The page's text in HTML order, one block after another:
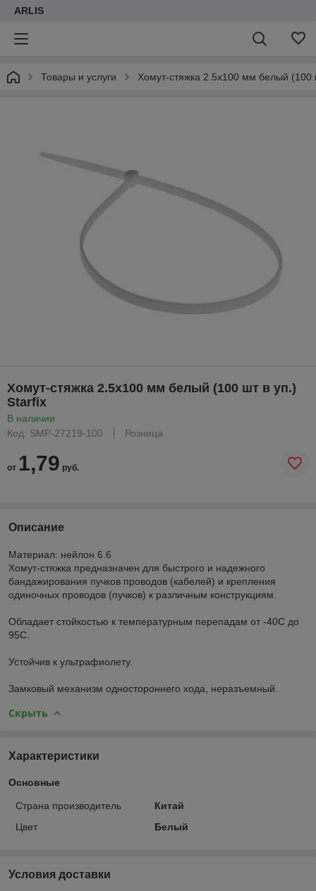
ARLIS
Товары и услуги Хомут-стяжка 2.5х100 мм белый (100
Хомут-стяжка 2.5х100 мм белый (100 шт в уп.)
Starfix
В наличии
Код: SMP-27219-100
Розница
от 1,79 руб.
Описание
Материал: нейлон 6.6
Хомут-стяжка предназначен для быстрого и надежного
бандажирования пучков проводов (кабелей) и крепления
одиночных проводов (пучков) к различным конструкциям.
Обладает стойкостью к температурным перепадам от -40С до
95С.
Устойчив к ультрафиолету.
Замковый механизм одностороннего хода, неразъемный.
Скрыть
Характеристики
Основные
Страна производитель
Китай
Цвет
Белый
Условия доставки